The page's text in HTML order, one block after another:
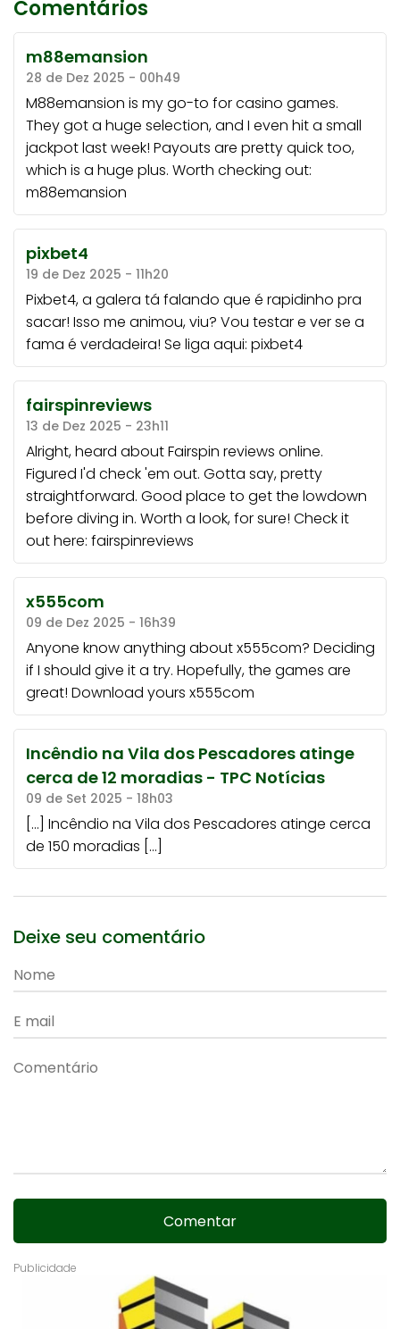
Comentários
m88emansion
28 de Dez 2025 - 00h49
M88emansion is my go-to for casino games.
They got a huge selection, and I even hit a small
jackpot last week! Payouts are pretty quick too,
which is a huge plus. Worth checking out:
m88emansion
pixbet4
19 de Dez 2025 - 11h20
Pixbet4, a galera tá falando que é rapidinho pra
sacar! Isso me animou, viu? Vou testar e ver se a
fama é verdadeira! Se liga aqui: pixbet4
fairspinreviews
13 de Dez 2025 - 23h11
Alright, heard about Fairspin reviews online.
Figured I'd check 'em out. Gotta say, pretty
straightforward. Good place to get the lowdown
before diving in. Worth a look, for sure! Check it
out here: fairspinreviews
x555com
09 de Dez 2025 - 16h39
Anyone know anything about x555com? Deciding
if I should give it a try. Hopefully, the games are
great! Download yours x555com
Incêndio na Vila dos Pescadores atinge
cerca de 12 moradias - TPC Notícias
09 de Set 2025 - 18h03
[…] Incêndio na Vila dos Pescadores atinge cerca
de 150 moradias […]
Deixe seu comentário
Comentar